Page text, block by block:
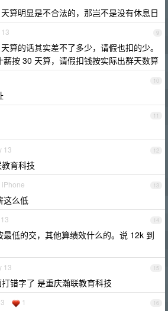
算明显是不合法的，那岂不是没有休息日
9
算的话其实差不了多少，请假也扣的少。
薪按 30 天算，请假扣钱按实际出群天数算
10
11
12
13
育科技
13
iPhone
这么低
14
最低的交，其他算绩效什么的。说 12k 到
15
13
错字了 是重庆瀚联教育科技
16
1